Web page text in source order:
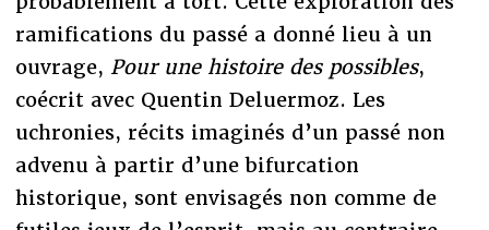
ramifications du passé a donné lieu à un
ouvrage, Pour une histoire des possibles,
coécrit avec Quentin Deluermoz. Les
uchronies, récits imaginés d’un passé non
advenu à partir d’une bifurcation
historique, sont envisagés non comme de